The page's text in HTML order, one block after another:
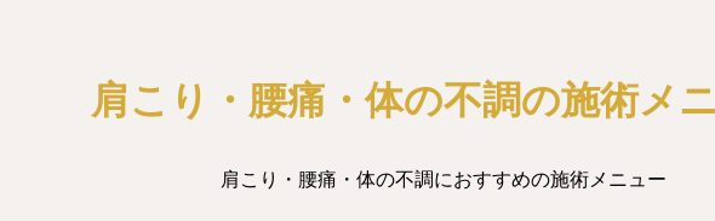
肩こり・腰痛・体の不調の施術メ
肩こり・腰痛・体の不調におすすめの施術メニュー